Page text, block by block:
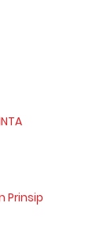
Prinsip